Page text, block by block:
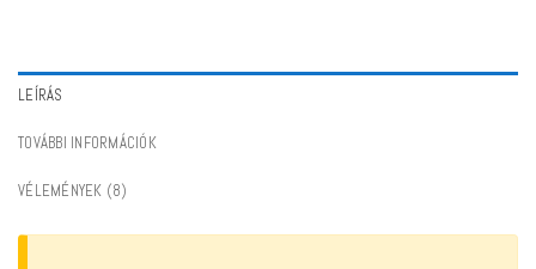
LEÍRÁS
TOVÁBBI INFORMÁCIÓK
VÉLEMÉNYEK (8)